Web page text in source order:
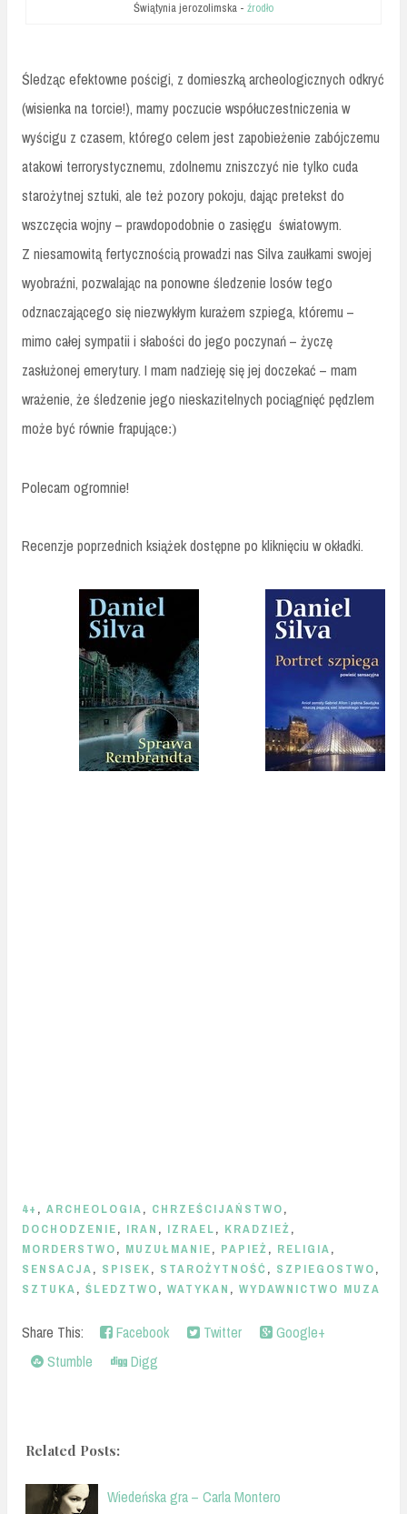
Świątynia jerozolimska - źrodło
Śledząc efektowne pościgi, z domieszką archeologicznych odkryć
(wisienka na torcie!), mamy poczucie współuczestniczenia w
wyścigu z czasem, którego celem jest zapobieżenie zabójczemu
atakowi terrorystycznemu, zdolnemu zniszczyć nie tylko cuda
starożytnej sztuki, ale też pozory pokoju, dając pretekst do
wszczęcia wojny – prawdopodobnie o zasięgu światowym.
Z niesamowitą fertycznością prowadzi nas Silva zaułkami swojej
wyobraźni, pozwalając na ponowne śledzenie losów tego
odznaczającego się niezwykłym kurażem szpiega, któremu –
mimo całej sympatii i słabości do jego poczynań – życzę
zasłużonej emerytury. I mam nadzieję się jej doczekać – mam
wrażenie, że śledzenie jego nieskazitelnych pociągnięć pędzlem
może być równie frapujące:)
Polecam ogromnie!
Recenzje poprzednich książek dostępne po kliknięciu w okładki.
4+ , ARCHEOLOGIA, CHRZEŚCIJAŃSTWO,
DOCHODZENIE, IRAN , IZRAEL, KRADZIEŻ,
MORDERSTWO, MUZUŁMANIE, PAPIEŻ, RELIGIA,
SENSACJA, SPISEK, STAROŻYTNOŚĆ , SZPIEGOSTWO,
SZTUKA, ŚLEDZTWO, WATYKAN , WYDAWNICTWO MUZA
Share This: Facebook Twitter
Google+
Stumble
Digg
Related Posts:
Wiedeńska gra – Carla Montero